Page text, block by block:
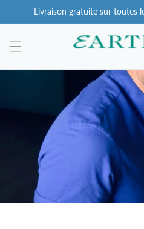
Aller au
Livraison gratuite sur toutes